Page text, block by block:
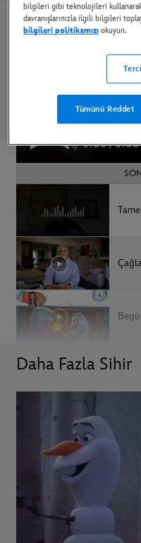
0:00/0:00
Daha Fazla Sihir
bilgileri gibi teknolojileri kullanarak
davranışlarınızla ilgili bilgileri
bilgileri politikamızı okuyun.
Tümünü Reddet